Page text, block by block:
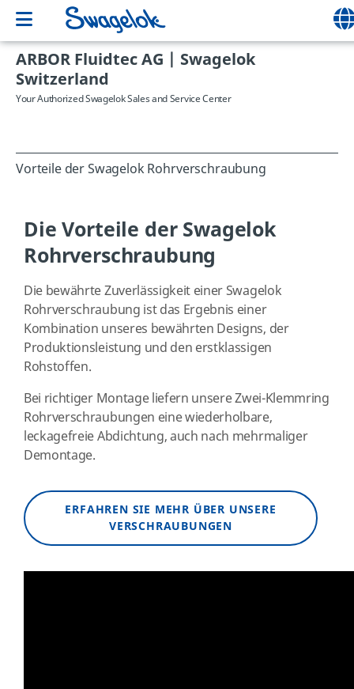
ARBOR Fluidtec AG | Swagelok
Switzerland
Your Authorized Swagelok Sales and Service Center
Vorteile der Swagelok Rohrverschraubung
Die Vorteile der Swagelok
Rohrverschraubung
Die bewährte Zuverlässigkeit einer Swagelok
Rohrverschraubung ist das Ergebnis einer
Kombination unseres bewährten Designs, der
Produktionsleistung und den erstklassigen
Rohstoffen.
Bei richtiger Montage liefern unsere Zwei-Klemmring
Rohrverschraubungen eine wiederholbare,
leckagefreie Abdichtung, auch nach mehrmaliger
Demontage.
ERFAHREN SIE MEHR ÜBER UNSERE
VERSCHRAUBUNGEN